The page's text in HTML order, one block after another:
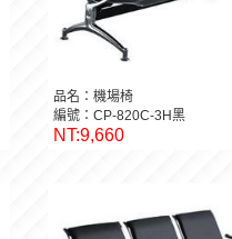
品名：機場椅
編號：CP-820C-3H黑
NT:9,660